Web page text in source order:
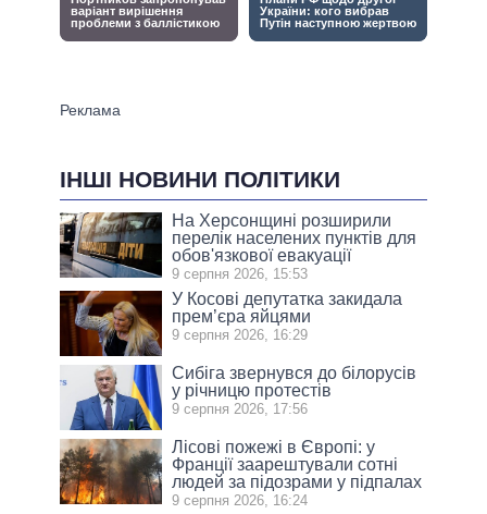
ІНШІ НОВИНИ ПОЛІТИКИ
На Херсонщині розширили
перелік населених пунктів для
обов'язкової евакуації
9 серпня 2026, 15:53
У Косові депутатка закидала
прем’єра яйцями
9 серпня 2026, 16:29
Сибіга звернувся до білорусів
у річницю протестів
9 серпня 2026, 17:56
Лісові пожежі в Європі: у
Франції заарештували сотні
людей за підозрами у підпалах
9 серпня 2026, 16:24